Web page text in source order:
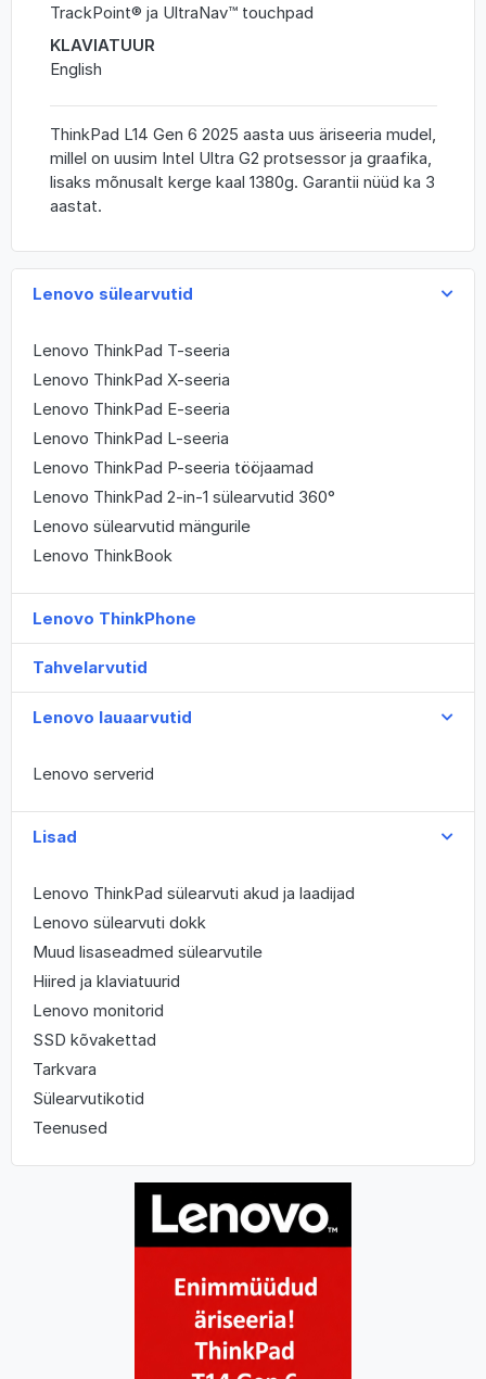
Lenovo sülearvutid
Lenovo ThinkPad T-seeria
Lenovo ThinkPad X-seeria
Lenovo ThinkPad E-seeria
Lenovo ThinkPad L-seeria
Lenovo ThinkPad P-seeria tööjaamad
Lenovo ThinkPad 2-in-1 sülearvutid 360°
Lenovo sülearvutid mängurile
Lenovo ThinkBook
Lenovo ThinkPhone
Tahvelarvutid
Lenovo lauaarvutid
Lenovo serverid
Lisad
Lenovo ThinkPad sülearvuti akud ja laadijad
Lenovo sülearvuti dokk
Muud lisaseadmed sülearvutile
Hiired ja klaviatuurid
Lenovo monitorid
SSD kõvakettad
Tarkvara
Sülearvutikotid
Teenused
TrackPoint® ja UltraNav™ touchpad
KLAVIATUUR
English
ThinkPad L14 Gen 6 2025 aasta uus äriseeria mudel,
millel on uusim Intel Ultra G2 protsessor ja graafika,
lisaks mõnusalt kerge kaal 1380g. Garantii nüüd ka 3
aastat.